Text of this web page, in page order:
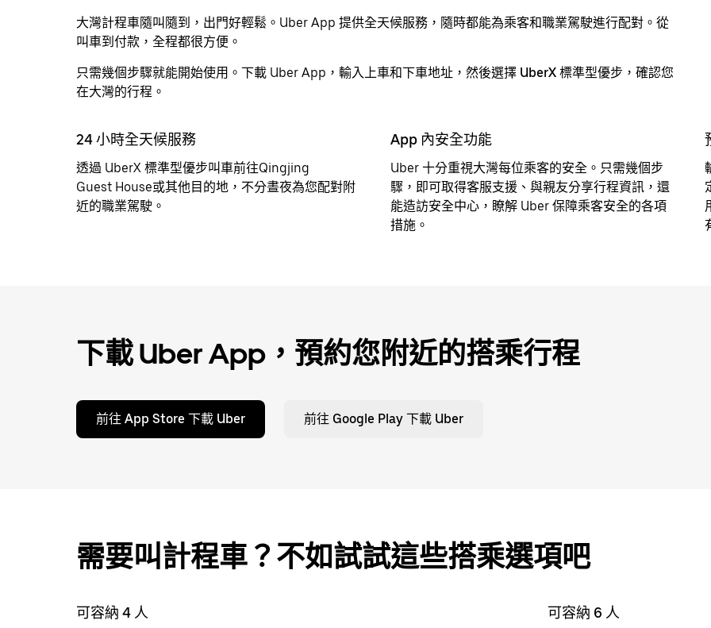
曆
並
選
擇
按
離
開
按
曆。
大灣計程車隨叫隨到，出門好輕鬆。Uber App 提供全天候服務，隨時都能為乘客和職業駕駛進行配對。從
叫車到付款，全程都很方便。
只需幾個步驟就能開始使用。下載 Uber App，輸入上車和下車地址，然後選擇 UberX 標準型優步 ，確認您
在大灣的行程。
24 小時全天候服務
透過 UberX 標準型優步叫車前往Qingjing
Guest House或其他目的地，不分晝夜為您配對附
近的職業駕駛。
App 內安全功能
Uber 十分重視大灣每位乘客的安全。只需幾個步
驟，即可取得客服支援、與親友分享行程資訊，還
能造訪安全中心，瞭解 Uber 保障乘客安全的各項
措施。
下載 Uber App，預約您附近的搭乘行程
前往 App Store 下載 Uber 前往 Google Play 下載 Uber
需要叫計程車？不如試試這些搭乘選項吧
可容納 4 人 可容納 6 人